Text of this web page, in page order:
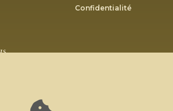
Confidentialité
notre newsletter pour recevoir nos